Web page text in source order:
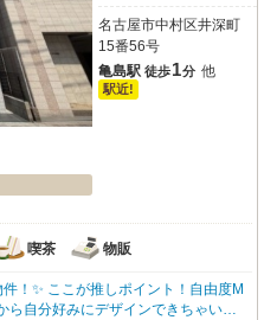
名古屋市中村区井深町
15番56号
亀島駅 徒歩1分 他
駅近!
喫茶 物販
！✨ ここが推しポイント！自由度M
ら自分好みにデザインできちゃいま